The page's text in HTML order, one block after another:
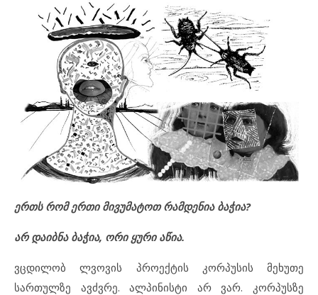
ერთს რომ ერთი მივუმატოთ რამდენია ბაჭია?
არ დაიბნა ბაჭია, ორი ყური აწია.
ვცდილობ ლვოვის პროექტის კორპუსის მეხუთე
სართულზე ავძვრე. ალპინისტი არ ვარ. კორპუსზე